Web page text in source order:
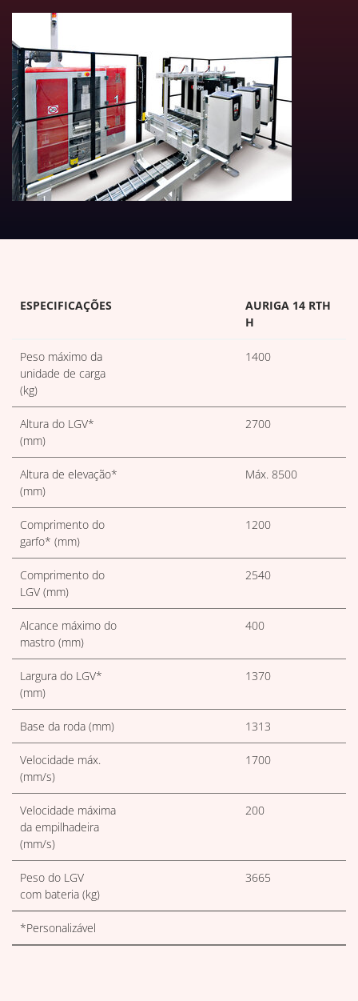
ESPECIFICAÇÕES
AURIGA 14 RTH
H
Peso máximo da
unidade de carga
(kg)
1400
Altura do LGV*
(mm)
2700
Altura de elevação*
(mm)
Máx. 8500
Comprimento do
garfo* (mm)
1200
Comprimento do
LGV (mm)
2540
Alcance máximo do
mastro (mm)
400
Largura do LGV*
(mm)
1370
Base da roda (mm) 1313
Velocidade máx.
(mm/s)
1700
Velocidade máxima
da empilhadeira
(mm/s)
200
Peso do LGV
com bateria (kg)
3665
*Personalizável